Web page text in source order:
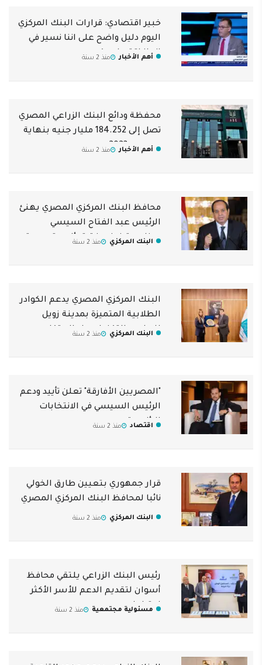
خبير اقتصادي: قرارات البنك المركزي
اليوم دليل واضح على اننا نسير في
انجاز اقتصادي كبير
أهم الأخبار منذ 2 سنة
محفظة ودائع البنك الزراعي المصري
تصل إلى 184.252 مليار جنيه بنهاية
ديسمبر 2023
أهم الأخبار منذ 2 سنة
محافظ البنك المركزي المصري يهنئ
الرئيس عبد الفتاح السيسي
بمناسبة فوزه بفترة رئاسية جديدة
البنك المركزي منذ 2 سنة
البنك المركزي المصري يدعم الكوادر
الطلابية المتميزة بمدينة زويل
للعلوم والتكنولوجيا والابتكار
البنك المركزي منذ 2 سنة
"المصريين الأفارقة" تعلن تأييد ودعم
الرئيس السيسي في الانتخابات
الرئاسية
اقتصاد منذ 2 سنة
قرار جمهوري بتعيين طارق الخولي
نائبا لمحافظ البنك المركزي المصري
البنك المركزي منذ 2 سنة
رئيس البنك الزراعي يلتقي محافظ
أسوان لتقديم الدعم للأسر الأكثر
احتياجا
مسئولية مجتمعية منذ 2 سنة